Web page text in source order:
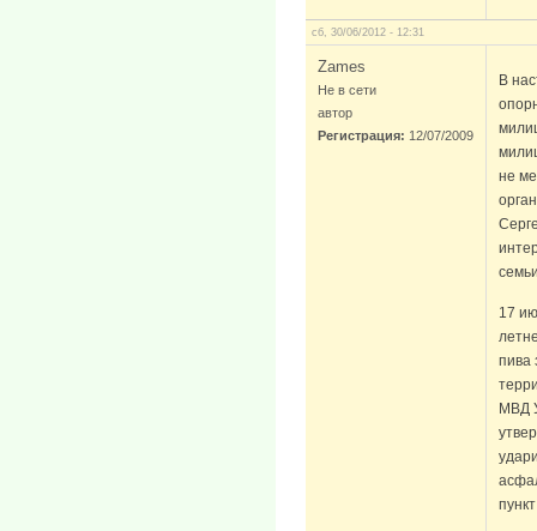
сб, 30/06/2012 - 12:31
Zames
Не в сети
автор
Регистрация: 12/07/2009
В
не
17
пива
МВД